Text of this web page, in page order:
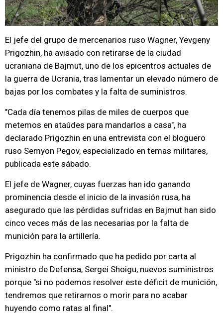
El jefe del grupo de mercenarios ruso Wagner, Yevgeny
Prigozhin, ha avisado con retirarse de la ciudad
ucraniana de Bajmut, uno de los epicentros actuales de
la guerra de Ucrania, tras lamentar un elevado número de
bajas por los combates y la falta de suministros.
"Cada día tenemos pilas de miles de cuerpos que
metemos en ataúdes para mandarlos a casa", ha
declarado Prigozhin en una entrevista con el bloguero
ruso Semyon Pegov, especializado en temas militares,
publicada este sábado.
El jefe de Wagner, cuyas fuerzas han ido ganando
prominencia desde el inicio de la invasión rusa, ha
asegurado que las pérdidas sufridas en Bajmut han sido
cinco veces más de las necesarias por la falta de
munición para la artillería.
Prigozhin ha confirmado que ha pedido por carta al
ministro de Defensa, Sergei Shoigu, nuevos suministros
porque "si no podemos resolver este déficit de munición,
tendremos que retirarnos o morir para no acabar
huyendo como ratas al final".